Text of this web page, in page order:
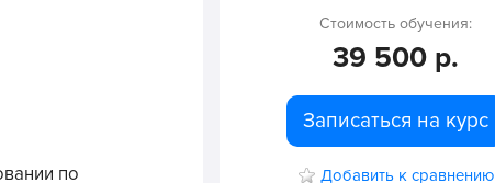
по
Стоимость обучения:
39 500 р.
Записаться на курс
Добавить к сравнению